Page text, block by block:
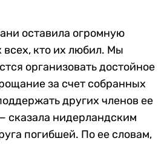
оставила огромную
всех, кто их любил. Мы
организовать достойное
за счет собранных
других членов ее
сказала нидерландским
погибшей. По ее словам,